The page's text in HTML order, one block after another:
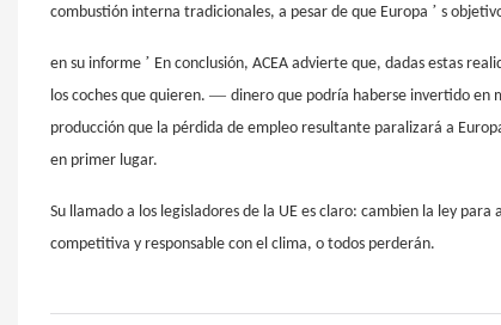
combustión interna tradicionales, a pesar de que Europa ’ s
en su informe ’ En conclusión, ACEA advierte que, dadas estas
los coches que quieren. — dinero que podría haberse invertido en
producción que la pérdida de empleo resultante paralizará a
en primer lugar.
Su llamado a los legisladores de la UE es claro: cambien la ley
competitiva y responsable con el clima, o todos perderán.